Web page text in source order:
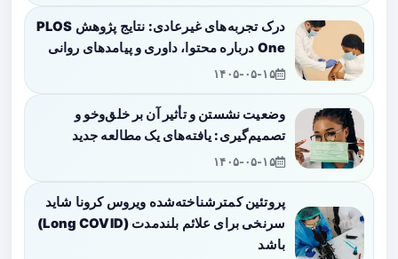
درک تجربه‌های غیرعادی: نتایج پژوهش PLOS
One درباره محتوا، داوری و پیامدهای روانی
۱۴۰۵-۰۵-۱۵
وضعیت نشستن و تأثیر آن بر خلق‌وخو و
تصمیم‌گیری: یافته‌های یک مطالعه جدید
۱۴۰۵-۰۵-۱۵
پروتئین کمترشناخته‌شده ویروس کرونا شاید
سرنخی برای علائم بلندمدت (Long COVID)
باشد